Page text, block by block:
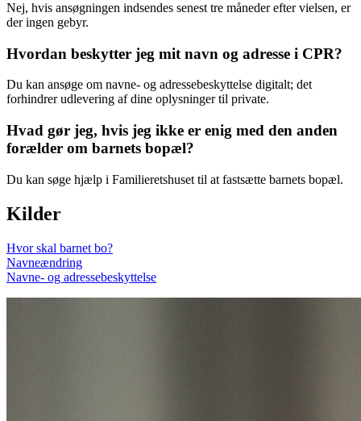
Nej, hvis ansøgningen indsendes senest tre måneder efter vielsen, er
der ingen gebyr.
Hvordan beskytter jeg mit navn og adresse i CPR?
Du kan ansøge om navne- og adressebeskyttelse digitalt; det
forhindrer udlevering af dine oplysninger til private.
Hvad gør jeg, hvis jeg ikke er enig med den anden
forælder om barnets bopæl?
Du kan søge hjælp i Familieretshuset til at fastsætte barnets bopæl.
Kilder
Hvor skal barnet bo?
Navneændring
Navne- og adressebeskyttelse